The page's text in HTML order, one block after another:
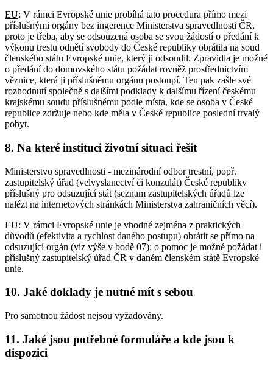
EU: V rámci Evropské unie probíhá tato procedura přímo mezi
příslušnými orgány bez ingerence Ministerstva spravedlnosti ČR,
proto je třeba, aby se odsouzená osoba se svou žádostí o předání k
výkonu trestu odnětí svobody do České republiky obrátila na soud
členského státu Evropské unie, který ji odsoudil. Zpravidla je možné
o předání do domovského státu požádat rovněž prostřednictvím
věznice, která ji příslušnému orgánu postoupí. Ten pak zašle své
rozhodnutí společně s dalšími podklady k dalšímu řízení českému
krajskému soudu příslušnému podle místa, kde se osoba v České
republice zdržuje nebo kde měla v České republice poslední trvalý
pobyt.
8. Na které instituci životní situaci řešit
Ministerstvo spravedlnosti - mezinárodní odbor trestní, popř.
zastupitelský úřad (velvyslanectví či konzulát) České republiky
příslušný pro odsuzující stát (seznam zastupitelských úřadů lze
nalézt na internetových stránkách Ministerstva zahraničních věcí).
EU: V rámci Evropské unie je vhodné zejména z praktických
důvodů (efektivita a rychlost daného postupu) obrátit se přímo na
odsuzující orgán (viz výše v bodě 07); o pomoc je možné požádat i
příslušný zastupitelský úřad ČR v daném členském státě Evropské
unie.
10. Jaké doklady je nutné mít s sebou
Pro samotnou žádost nejsou vyžadovány.
11. Jaké jsou potřebné formuláře a kde jsou k
dispozici